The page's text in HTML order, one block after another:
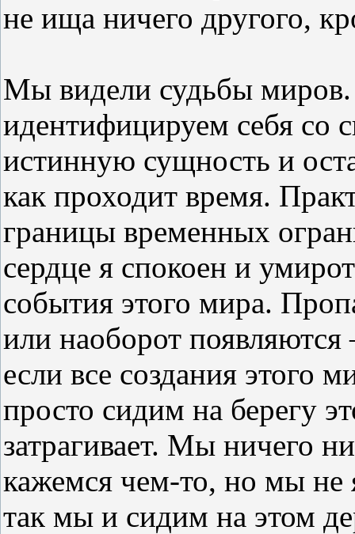
не ища ничего другого,
Мы видели судьбы
идентифицируем себя со
истинную сущность и
как проходит время.
границы временных
сердце я спокоен и
события этого мира.
или наоборот
если все создания этого
просто сидим на берегу
затрагивает. Мы ничего
кажемся чем-то, но мы не
так мы и сидим на этом